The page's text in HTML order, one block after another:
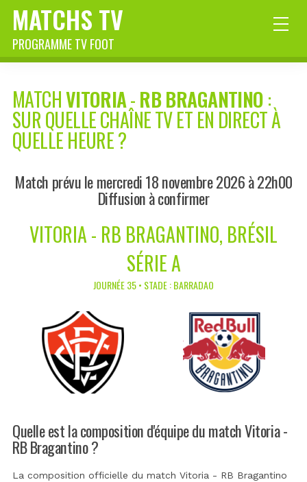
MATCHS TV
PROGRAMME TV FOOT
MATCHVITORIA-RB BRAGANTINO:
SUR QUELLE CHAÎNE TV ET EN DIRECT À
QUELLE HEURE ?
Match prévu le mercredi 18 novembre 2026 à 22h00
Diffusion à confirmer
VITORIA - RB BRAGANTINO, BRÉSIL
SÉRIE A
JOURNÉE 35 • STADE : BARRADAO
Quelle est la composition d'équipe du match Vitoria -
RB Bragantino ?
La composition officielle du match Vitoria - RB Bragantino